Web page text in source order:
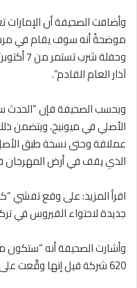
وأضافت الصحيفة أن الإمارات
موضحةً أنه سوف يقام في
آذار العام القادم”.
وبحسب الصحيفة فإن “الحدث
عملاقة وحتى نسخة طبق الأصل
الذي يقف في أرض المهرجان
اقرأ المزيد: على وقع تفشي
جديدة لاحتواء الفيروس في
وأشارت الصحيفة أنه “ستكون
620 شركة قيل إنها وقَّعت على المشاركة في الحدث”.